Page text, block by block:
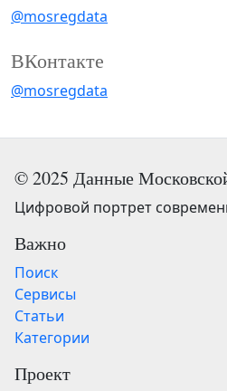
@mosregdata
ВКонтакте
@mosregdata
© 2025 Данные
Цифровой портрет
Важно
Поиск
Сервисы
Статьи
Категории
Проект